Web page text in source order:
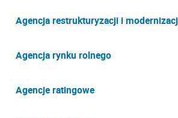
Agencja restrukturyzacji i
Agencja rynku rolnego
Agencje ratingowe